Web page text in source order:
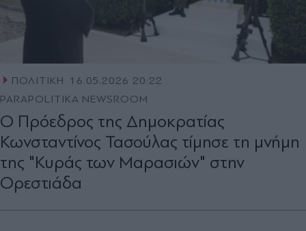
ΠΟΛΙΤΙΚΗ
16.05.2026 20:22
PARAPOLITIKA NEWSROOM
Ο Πρόεδρος της Δημοκρατίας
Κωνσταντίνος Τασούλας τίμησε τη μνήμη
της "Κυράς των Μαρασιών" στην
Ορεστιάδα